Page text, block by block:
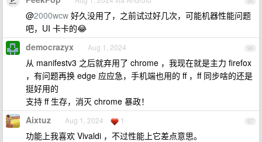
@2000wcw 好久没用了，之前试过好几次，可能机器性能问题
吧，UI 卡卡的😂
96
democrazyx Aug 1, 2024
从 manifestv3 之后就弃用了 chrome ，我现在就是主力 firefox
，有问题再换 edge 应应急，手机端也用的 ff ，ff 同步啥的还是
挺好用的
支持 ff 生存，消灭 chrome 暴政！
97
Aixtuz Aug 1, 2024 1
功能上我喜欢 Vivaldi ，不过性能上它差点意思。